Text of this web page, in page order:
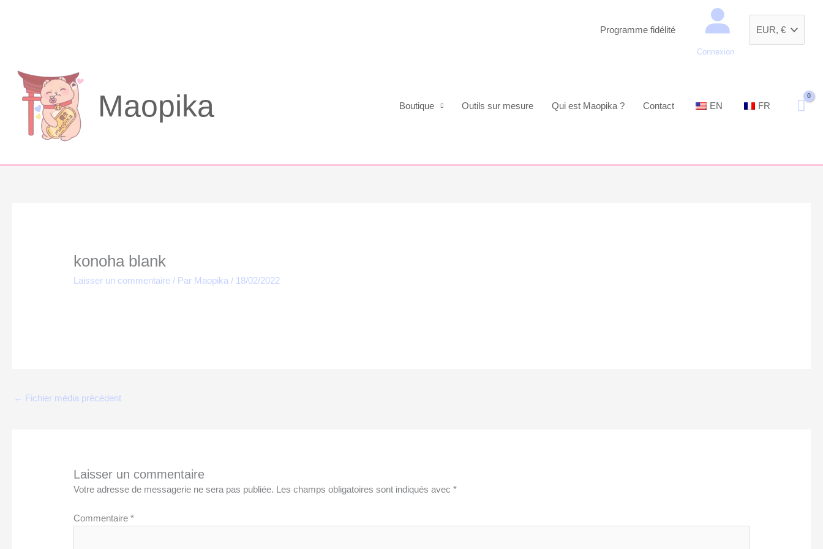
Programme fidélité
Connexion
Maopika Boutique Outils sur mesure Qui est Maopika ? Contact EN FR
konoha blank
Laisser un commentaire / Par Maopika/ 18/02/2022
← Fichier média précédent
Laisser un commentaire
Votre adresse de messagerie ne sera pas publiée. Les champs obligatoires sont indiqués avec*
Commentaire*
Recherche